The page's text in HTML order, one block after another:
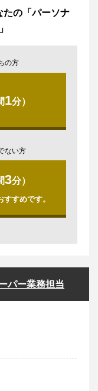
たの「パーソナ
の方
1分）
ない方
3分）
すめです。
パー業務担当